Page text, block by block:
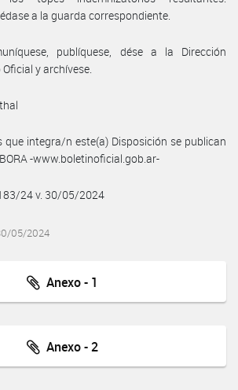
a la guarda correspondiente.
publíquese, dése a la Dirección
y archívese.
que integra/n este(a) Disposición se publican
-www.boletinoficial.gob.ar-
24 v. 30/05/2024
05/2024
Anexo - 1
Anexo - 2